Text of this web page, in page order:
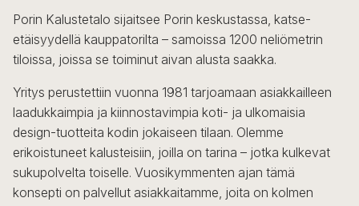
Porin Kalustetalo sijaitsee Porin keskustassa, katse-
etäisyydellä kauppatorilta – samoissa 1200 neliömetrin
tiloissa, joissa se toiminut aivan alusta saakka.
Yritys perustettiin vuonna 1981 tarjoamaan asiakkailleen
laadukkaimpia ja kiinnostavimpia koti- ja ulkomaisia
design-tuotteita kodin jokaiseen tilaan. Olemme
erikoistuneet kalusteisiin, joilla on tarina – jotka kulkevat
sukupolvelta toiselle. Vuosikymmenten ajan tämä
konsepti on palvellut asiakkaitamme, joita on kolmen